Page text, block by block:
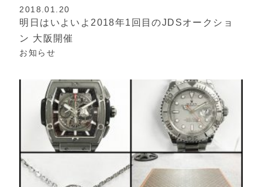
2018.01.20
明日はいよいよ2018年1回目のJDSオークショ
ン 大阪開催
お知らせ